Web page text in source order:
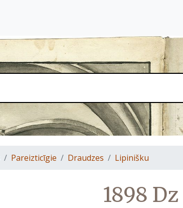
Pareizticīgie Draudzes Lipinišku
1898